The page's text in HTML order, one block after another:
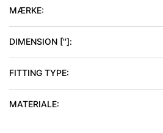
MÆRKE:
DIMENSION ['']:
FITTING TYPE:
MATERIALE: